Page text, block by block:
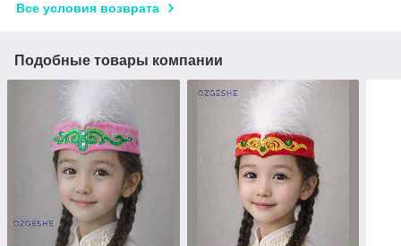
Все условия возврата
Подобные товары компании